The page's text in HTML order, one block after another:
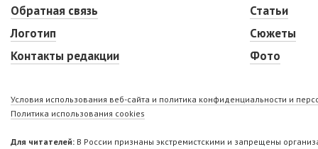
Обратная связь
Логотип
Контакты редакции
Статьи
Сюжеты
Фото
Условия использования веб-сайта и политика конфиденциальности и
Политика использования cookies
Для читателей: В России признаны экстремистскими и запрещены